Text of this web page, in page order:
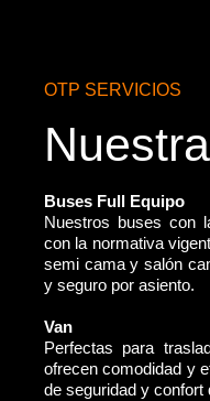
OTP SERVICIOS
Buses Full Equipo
Nuestros buses con
con la normativa
semi cama y salón
y seguro por asiento.
Van
Perfectas para
ofrecen comodidad y
de seguridad y confort